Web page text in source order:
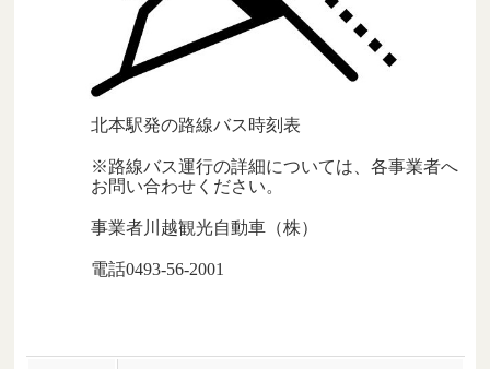
北本駅発の路線バス時刻表
※路線バス運行の詳細については、各事業者へ
お問い合わせください。
事業者川越観光自動車（株）
電話0493-56-2001